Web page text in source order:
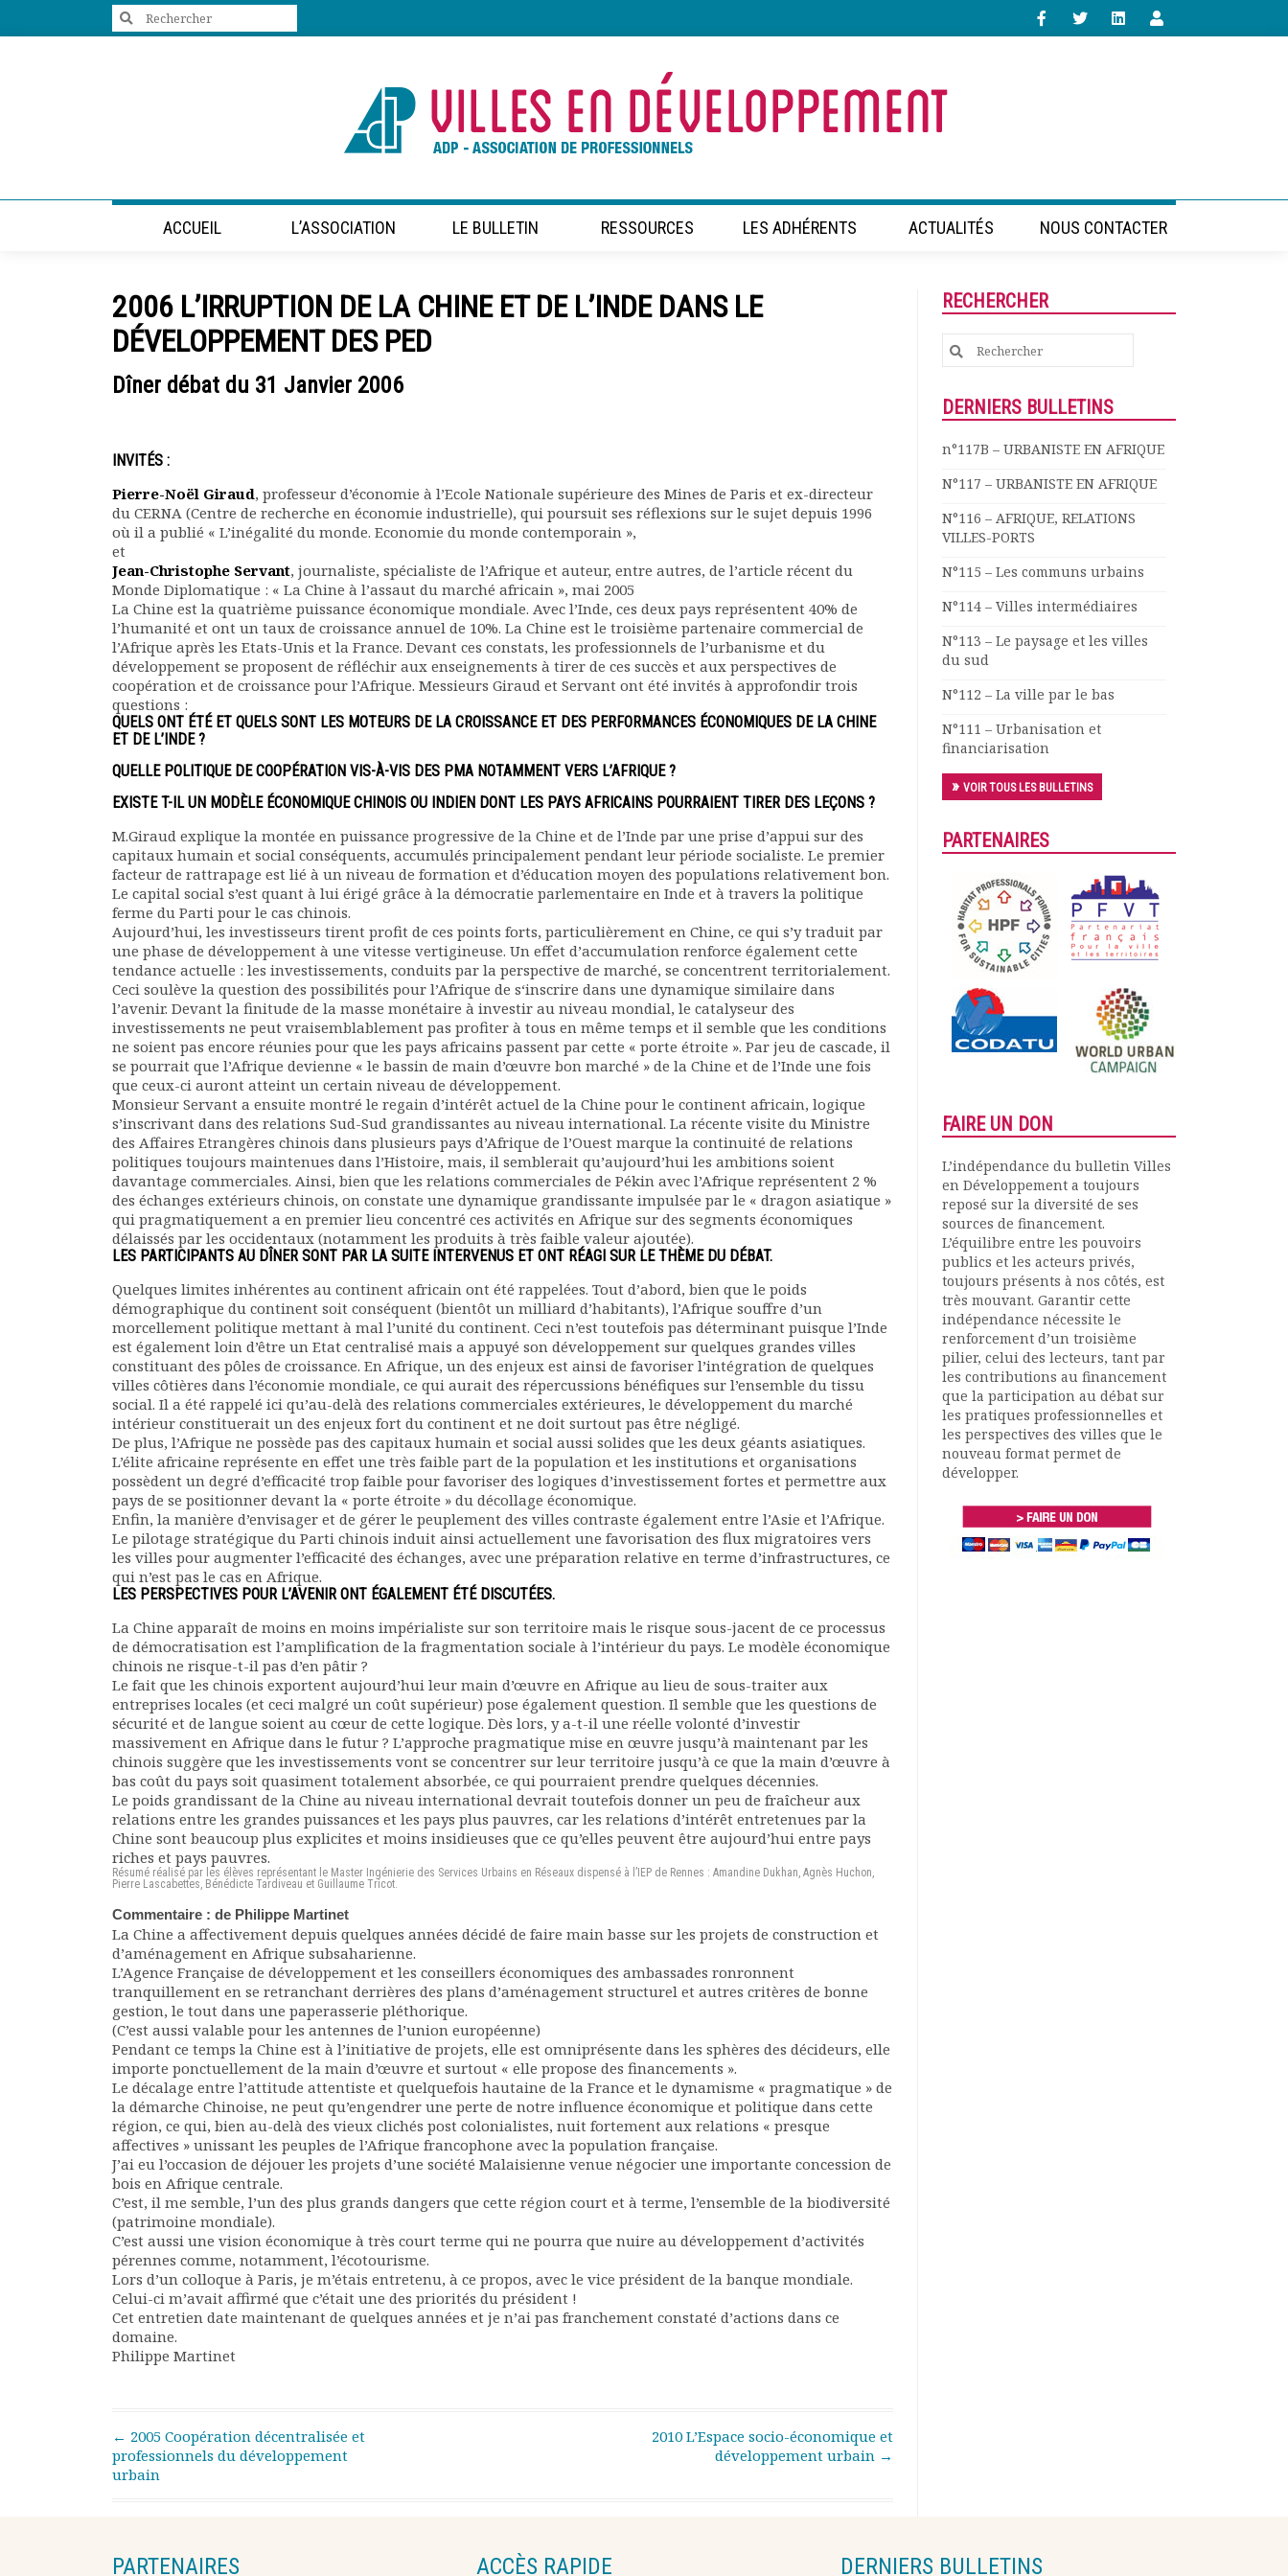
Statuts de l’association
Vie de l’association
Calendrier des activités
Assemblées générales
Rapports financiers
Nous rejoindre
Présentation du bulletin
Comité de rédaction
Bulletins Villes en
développement
Podcast-AdP
Dîners débats
Journées d’études
Concours vidéo
Nos partenaires
Evénements
Publications et rapports
Offres d’emploi
Search
ACCUEIL L’ASSOCIATION LE BULLETIN RESSOURCES LES ADHÉRENTS ACTUALITÉS NOUS CONTACTER
2006 L’IRRUPTION DE LA CHINE ET DE L’INDE DANS LE
DÉVELOPPEMENT DES PED
Dîner débat du 31 Janvier 2006
INVITÉS :
Pierre-Noël Giraud, professeur d’économie à l’Ecole Nationale supérieure des Mines de Paris et ex-directeur
du CERNA (Centre de recherche en économie industrielle), qui poursuit ses réflexions sur le sujet depuis 1996
où il a publié « L’inégalité du monde. Economie du monde contemporain »,
et
Jean-Christophe Servant, journaliste, spécialiste de l’Afrique et auteur, entre autres, de l’article récent du
Monde Diplomatique : « La Chine à l’assaut du marché africain », mai 2005
La Chine est la quatrième puissance économique mondiale. Avec l’Inde, ces deux pays représentent 40% de
l’humanité et ont un taux de croissance annuel de 10%. La Chine est le troisième partenaire commercial de
l’Afrique après les Etats-Unis et la France. Devant ces constats, les professionnels de l’urbanisme et du
développement se proposent de réfléchir aux enseignements à tirer de ces succès et aux perspectives de
coopération et de croissance pour l’Afrique. Messieurs Giraud et Servant ont été invités à approfondir trois
questions :
QUELS ONT ÉTÉ ET QUELS SONT LES MOTEURS DE LA CROISSANCE ET DES PERFORMANCES ÉCONOMIQUES DE LA CHINE
ET DE L’INDE ?
QUELLE POLITIQUE DE COOPÉRATION VIS-À-VIS DES PMA NOTAMMENT VERS L’AFRIQUE ?
EXISTE T-IL UN MODÈLE ÉCONOMIQUE CHINOIS OU INDIEN DONT LES PAYS AFRICAINS POURRAIENT TIRER DES LEÇONS ?
M.Giraud explique la montée en puissance progressive de la Chine et de l’Inde par une prise d’appui sur des
capitaux humain et social conséquents, accumulés principalement pendant leur période socialiste. Le premier
facteur de rattrapage est lié à un niveau de formation et d’éducation moyen des populations relativement bon.
Le capital social s’est quant à lui érigé grâce à la démocratie parlementaire en Inde et à travers la politique
ferme du Parti pour le cas chinois.
Aujourd’hui, les investisseurs tirent profit de ces points forts, particulièrement en Chine, ce qui s’y traduit par
une phase de développement à une vitesse vertigineuse. Un effet d’accumulation renforce également cette
tendance actuelle : les investissements, conduits par la perspective de marché, se concentrent territorialement.
Ceci soulève la question des possibilités pour l’Afrique de s‘inscrire dans une dynamique similaire dans
l’avenir. Devant la finitude de la masse monétaire à investir au niveau mondial, le catalyseur des
investissements ne peut vraisemblablement pas profiter à tous en même temps et il semble que les conditions
ne soient pas encore réunies pour que les pays africains passent par cette « porte étroite ». Par jeu de cascade, il
se pourrait que l’Afrique devienne « le bassin de main d’œuvre bon marché » de la Chine et de l’Inde une fois
que ceux-ci auront atteint un certain niveau de développement.
Monsieur Servant a ensuite montré le regain d’intérêt actuel de la Chine pour le continent africain, logique
s’inscrivant dans des relations Sud-Sud grandissantes au niveau international. La récente visite du Ministre
des Affaires Etrangères chinois dans plusieurs pays d’Afrique de l’Ouest marque la continuité de relations
politiques toujours maintenues dans l’Histoire, mais, il semblerait qu’aujourd’hui les ambitions soient
davantage commerciales. Ainsi, bien que les relations commerciales de Pékin avec l’Afrique représentent 2 %
des échanges extérieurs chinois, on constate une dynamique grandissante impulsée par le « dragon asiatique »
qui pragmatiquement a en premier lieu concentré ces activités en Afrique sur des segments économiques
délaissés par les occidentaux (notamment les produits à très faible valeur ajoutée).
LES PARTICIPANTS AU DÎNER SONT PAR LA SUITE INTERVENUS ET ONT RÉAGI SUR LE THÈME DU DÉBAT.
Quelques limites inhérentes au continent africain ont été rappelées. Tout d’abord, bien que le poids
démographique du continent soit conséquent (bientôt un milliard d’habitants), l’Afrique souffre d’un
morcellement politique mettant à mal l’unité du continent. Ceci n’est toutefois pas déterminant puisque l’Inde
est également loin d’être un Etat centralisé mais a appuyé son développement sur quelques grandes villes
constituant des pôles de croissance. En Afrique, un des enjeux est ainsi de favoriser l’intégration de quelques
villes côtières dans l’économie mondiale, ce qui aurait des répercussions bénéfiques sur l’ensemble du tissu
social. Il a été rappelé ici qu’au-delà des relations commerciales extérieures, le développement du marché
intérieur constituerait un des enjeux fort du continent et ne doit surtout pas être négligé.
De plus, l’Afrique ne possède pas des capitaux humain et social aussi solides que les deux géants asiatiques.
L’élite africaine représente en effet une très faible part de la population et les institutions et organisations
possèdent un degré d’efficacité trop faible pour favoriser des logiques d’investissement fortes et permettre aux
pays de se positionner devant la « porte étroite » du décollage économique.
Enfin, la manière d’envisager et de gérer le peuplement des villes contraste également entre l’Asie et l’Afrique.
Le pilotage stratégique du Parti chinois induit ainsi actuellement une favorisation des flux migratoires vers
les villes pour augmenter l’efficacité des échanges, avec une préparation relative en terme d’infrastructures, ce
qui n’est pas le cas en Afrique.
LES PERSPECTIVES POUR L’AVENIR ONT ÉGALEMENT ÉTÉ DISCUTÉES.
La Chine apparaît de moins en moins impérialiste sur son territoire mais le risque sous-jacent de ce processus
de démocratisation est l’amplification de la fragmentation sociale à l’intérieur du pays. Le modèle économique
chinois ne risque-t-il pas d’en pâtir ?
Le fait que les chinois exportent aujourd’hui leur main d’œuvre en Afrique au lieu de sous-traiter aux
entreprises locales (et ceci malgré un coût supérieur) pose également question. Il semble que les questions de
sécurité et de langue soient au cœur de cette logique. Dès lors, y a-t-il une réelle volonté d’investir
massivement en Afrique dans le futur ? L’approche pragmatique mise en œuvre jusqu’à maintenant par les
chinois suggère que les investissements vont se concentrer sur leur territoire jusqu’à ce que la main d’œuvre à
bas coût du pays soit quasiment totalement absorbée, ce qui pourraient prendre quelques décennies.
Le poids grandissant de la Chine au niveau international devrait toutefois donner un peu de fraîcheur aux
relations entre les grandes puissances et les pays plus pauvres, car les relations d’intérêt entretenues par la
Chine sont beaucoup plus explicites et moins insidieuses que ce qu’elles peuvent être aujourd’hui entre pays
riches et pays pauvres.
Résumé réalisé par les élèves représentant le Master Ingénierie des Services Urbains en Réseaux dispensé à l’IEP de Rennes : Amandine Dukhan, Agnès Huchon,
Pierre Lascabettes, Bénédicte Tardiveau et Guillaume Tricot.
Commentaire : de Philippe Martinet
La Chine a affectivement depuis quelques années décidé de faire main basse sur les projets de construction et
d’aménagement en Afrique subsaharienne.
L’Agence Française de développement et les conseillers économiques des ambassades ronronnent
tranquillement en se retranchant derrières des plans d’aménagement structurel et autres critères de bonne
gestion, le tout dans une paperasserie pléthorique.
(C’est aussi valable pour les antennes de l’union européenne)
Pendant ce temps la Chine est à l’initiative de projets, elle est omniprésente dans les sphères des décideurs, elle
importe ponctuellement de la main d’œuvre et surtout « elle propose des financements ».
Le décalage entre l’attitude attentiste et quelquefois hautaine de la France et le dynamisme « pragmatique » de
la démarche Chinoise, ne peut qu’engendrer une perte de notre influence économique et politique dans cette
région, ce qui, bien au-delà des vieux clichés post colonialistes, nuit fortement aux relations « presque
affectives » unissant les peuples de l’Afrique francophone avec la population française.
J’ai eu l’occasion de déjouer les projets d’une société Malaisienne venue négocier une importante concession de
bois en Afrique centrale.
C’est, il me semble, l’un des plus grands dangers que cette région court et à terme, l’ensemble de la biodiversité
(patrimoine mondiale).
C’est aussi une vision économique à très court terme qui ne pourra que nuire au développement d’activités
pérennes comme, notamment, l’écotourisme.
Lors d’un colloque à Paris, je m’étais entretenu, à ce propos, avec le vice président de la banque mondiale.
Celui-ci m’avait affirmé que c’était une des priorités du président !
Cet entretien date maintenant de quelques années et je n’ai pas franchement constaté d’actions dans ce
domaine.
Philippe Martinet
Post navigation
← 2005 Coopération décentralisée et
professionnels du développement
urbain
2010 L’Espace socio-économique et
développement urbain →
RECHERCHER
Search
for:
DERNIERS BULLETINS
n°117B – URBANISTE EN AFRIQUE
N°117 – URBANISTE EN AFRIQUE
N°116 – AFRIQUE, RELATIONS
VILLES-PORTS
N°115 – Les communs urbains
N°114 – Villes intermédiaires
N°113 – Le paysage et les villes
du sud
N°112 – La ville par le bas
N°111 – Urbanisation et
financiarisation
VOIR TOUS LES BULLETINS
PARTENAIRES
FAIRE UN DON
L’indépendance du bulletin Villes
en Développement a toujours
reposé sur la diversité de ses
sources de financement.
L’équilibre entre les pouvoirs
publics et les acteurs privés,
toujours présents à nos côtés, est
très mouvant. Garantir cette
indépendance nécessite le
renforcement d’un troisième
pilier, celui des lecteurs, tant par
les contributions au financement
que la participation au débat sur
les pratiques professionnelles et
les perspectives des villes que le
nouveau format permet de
développer.
PARTENAIRES ACCÈS RAPIDE DERNIERS BULLETINS